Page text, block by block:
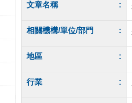
文章名稱 :
相關機構/單位/部門 :
地區 :
行業 :